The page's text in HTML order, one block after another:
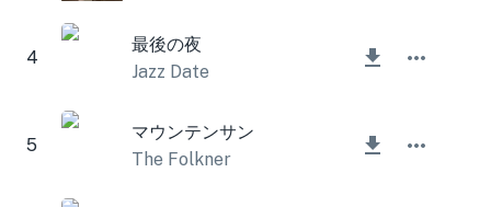
4
最後の夜
Jazz Date
5
マウンテンサン
The Folkner